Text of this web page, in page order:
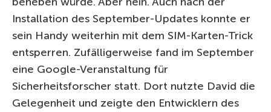
Installation des September-Updates konnte er
sein Handy weiterhin mit dem SIM-Karten-Trick
entsperren. Zufälligerweise fand im September
eine Google-Veranstaltung für
Sicherheitsforscher statt. Dort nutzte David die
Gelegenheit und zeigte den Entwicklern des